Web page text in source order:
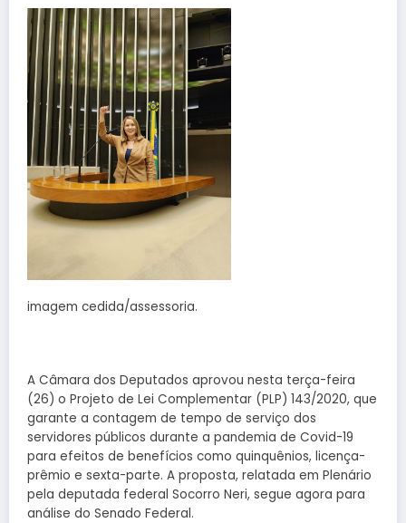
imagem cedida/assessoria.
A Câmara dos Deputados aprovou nesta terça-feira
(26) o Projeto de Lei Complementar (PLP) 143/2020, que
garante a contagem de tempo de serviço dos
servidores públicos durante a pandemia de Covid-19
para efeitos de benefícios como quinquênios, licença-
prêmio e sexta-parte. A proposta, relatada em Plenário
pela deputada federal Socorro Neri, segue agora para
análise do Senado Federal.